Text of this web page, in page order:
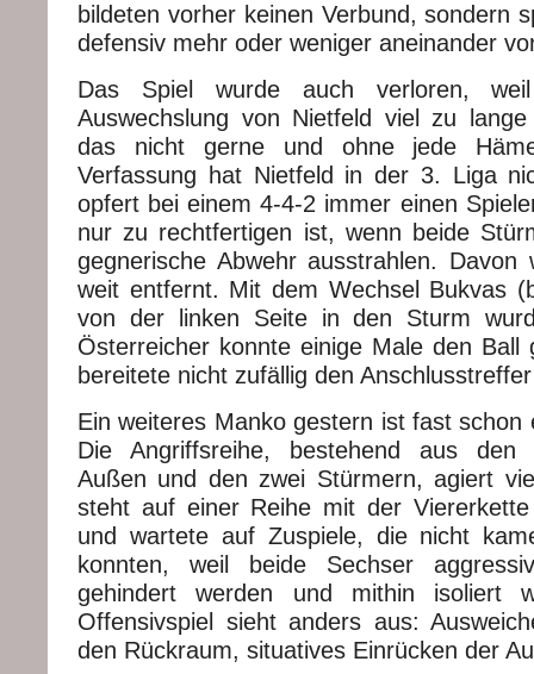
bildeten vorher keinen Verbund, sondern
defensiv mehr oder weniger aneinander
Das Spiel wurde auch verloren,
Auswechslung von Nietfeld viel zu
das nicht gerne und ohne jede
Verfassung hat Nietfeld in der 3. Liga
opfert bei einem 4-4-2 immer einen
nur zu rechtfertigen ist, wenn beide
gegnerische Abwehr ausstrahlen. Davon
weit entfernt. Mit dem Wechsel Bukvas
von der linken Seite in den Sturm
Österreicher konnte einige Male den Ball
bereitete nicht zufällig den
Ein weiteres Manko gestern ist fast schon
Die Angriffsreihe, bestehend aus den
Außen und den zwei Stürmern, agiert
steht auf einer Reihe mit der
und wartete auf Zuspiele, die nicht
konnten, weil beide Sechser
gehindert werden und mithin isoliert
Offensivspiel sieht anders aus:
den Rückraum, situatives Einrücken der